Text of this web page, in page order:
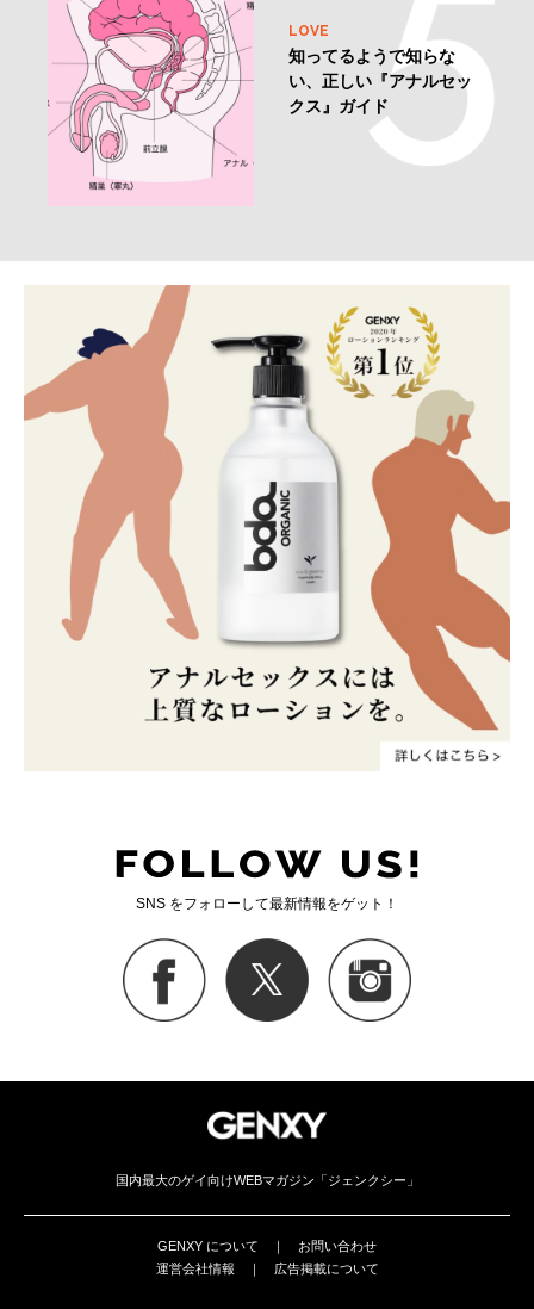
LOVE
知ってるようで知らな
い、正しい『アナルセッ
クス』ガイド
SNS をフォローして最新情報をゲット！
国内最大のゲイ向けWEBマガジン「ジェンクシー」
GENXY について
お問い合わせ
運営会社情報
広告掲載について